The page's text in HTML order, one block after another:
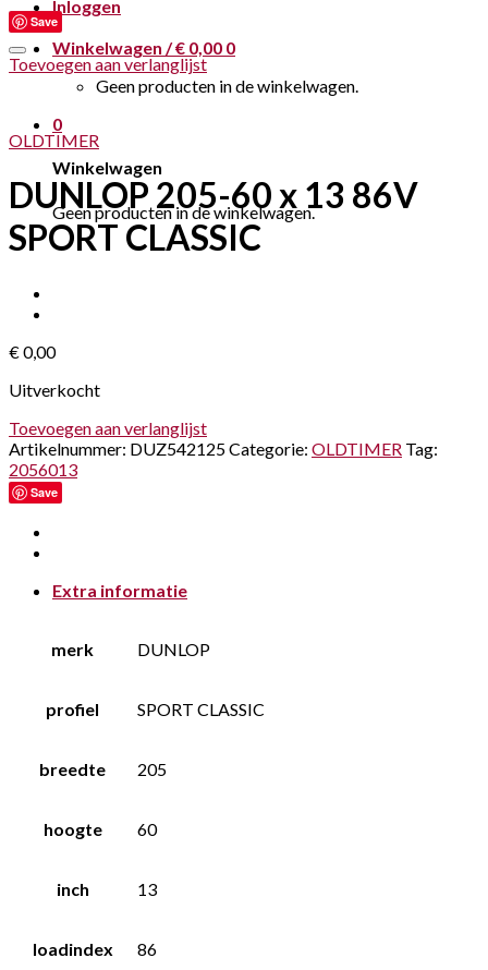
Inloggen
Winkelwagen /€ 0,00 0
Geen producten in de winkelwagen.
0
Winkelwagen
Geen producten in de winkelwagen.
Save
Toevoegen aan verlanglijst
OLDTIMER
DUNLOP 205-60 x 13 86V
SPORT CLASSIC
€0,00
Uitverkocht
Toevoegen aan verlanglijst
Artikelnummer: DUZ542125Categorie: OLDTIMER Tag:
2056013
Save
Extra informatie
merk DUNLOP
profiel SPORT CLASSIC
breedte 205
hoogte 60
inch 13
loadindex 86